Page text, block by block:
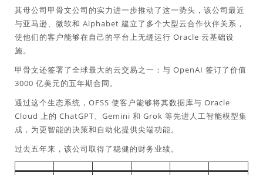
其母公司甲骨文公司的实力进一步推动了这一势头，该公司最近
与亚马逊、微软和 Alphabet 建立了多个大型云合作伙伴关系，
使他们的客户能够在自己的平台上无缝运行 Oracle 云基础设
施。
甲骨文还签署了全球最大的云交易之一：与 OpenAI 签订了价值
3000 亿美元的五年期合同。
通过这个生态系统，OFSS 使客户能够将其数据库与 Oracle
Cloud 上的 ChatGPT、Gemini 和 Grok 等先进人工智能模型集
成，为更智能的决策和自动化提供尖端功能。
过去五年来，该公司取得了稳健的财务业绩。